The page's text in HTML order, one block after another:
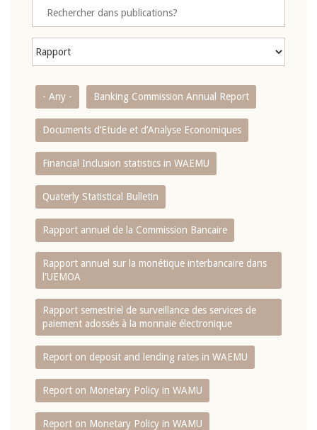
- Any - Banking Commission Annual Report
Documents d’Etude et d’Analyse Economiques
Financial Inclusion statistics in WAEMU
Quaterly Statistical Bulletin
Rapport annuel de la Commission Bancaire
Rapport annuel sur la monétique interbancaire dans
l'UEMOA
Rapport semestriel de surveillance des services de
paiement adossés à la monnaie électronique
Report on deposit and lending rates in WAEMU
Report on Monetary Policy in WAMU
Report on Monetary Policy in WAMU